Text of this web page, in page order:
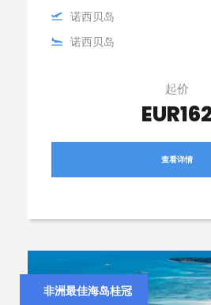
诺西贝岛
诺西贝岛
起价
查看详情
非洲最佳海岛桂冠